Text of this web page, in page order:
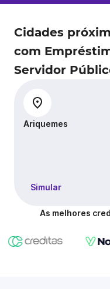
Cidades
com
Servidor
Ariquemes
Simular
As melhores